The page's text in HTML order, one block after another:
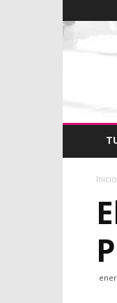
Inicio